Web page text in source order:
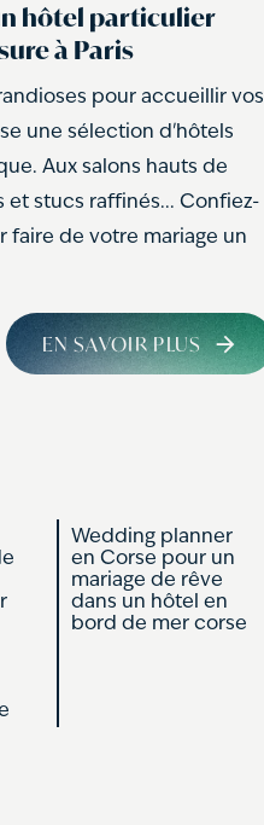
hôtel particulier
à Paris
pour accueillir vos
une sélection d'hôtels
Aux salons hauts de
et stucs raffinés... Confiez-
faire de votre mariage un
EN SAVOIR PLUS
Wedding planner
en Corse pour un
mariage de rêve
dans un hôtel en
bord de mer corse